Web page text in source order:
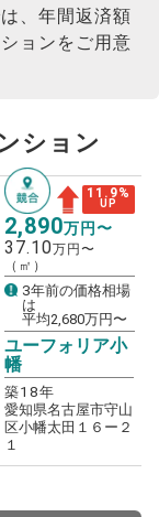
、年間返済額
ョンをご用意
ション
11.9%
UP
2,890万円〜
37.10万円〜
（㎡）
3年前の価格相場
は
平均2,680万円〜
ユーフォリア小
幡
築18年
愛知県名古屋市守山
区小幡太田１６ー２
１